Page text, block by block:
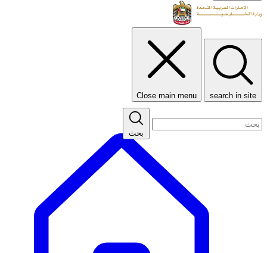
search in site
Close main menu
بحث